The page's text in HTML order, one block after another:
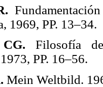
1969, PP. 13–34.
Filosofía
PP. 16–56.
Mein Weltbild.